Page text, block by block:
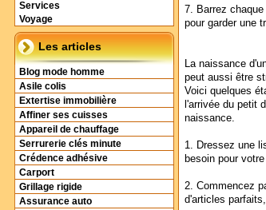
Services
Voyage
Les articles
Blog mode homme
Asile colis
Extertise immobilière
Affiner ses cuisses
Appareil de chauffage
Serrurerie clés minute
Crédence adhésive
Carport
Grillage rigide
Assurance auto
7. Barrez
pour garder une
La naissance
peut aussi être
Voici quelques
l'arrivée du petit
naissance.
1. Dressez une
besoin pour
2. Commencez
d'articles